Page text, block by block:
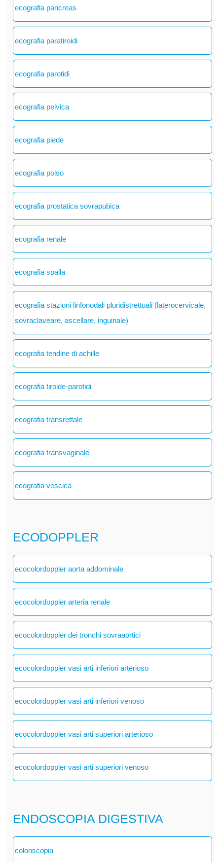
ecografia pancreas
ecografia paratiroidi
ecografia parotidi
ecografia pelvica
ecografia piede
ecografia polso
ecografia prostatica sovrapubica
ecografia renale
ecografia spalla
ecografia stazioni linfonodali pluridistrettuali (laterocervicale,
sovraclaveare, ascellare, inguinale)
ecografia tendine di achille
ecografia tiroide-parotidi
ecografia transrettale
ecografia transvaginale
ecografia vescica
ECODOPPLER
ecocolordoppler aorta addominale
ecocolordoppler arteria renale
ecocolordoppler dei tronchi sovraaortici
ecocolordoppler vasi arti inferiori arterioso
ecocolordoppler vasi arti inferiori venoso
ecocolordoppler vasi arti superiori arterioso
ecocolordoppler vasi arti superiori venoso
ENDOSCOPIA DIGESTIVA
colonscopia